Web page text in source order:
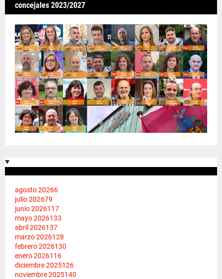
concejales 2023/2027
agosto 20266
julio 202679
junio 2026117
mayo 2026133
abril 2026137
marzo 2026128
febrero 2026130
enero 2026116
diciembre 2025126
noviembre 2025140